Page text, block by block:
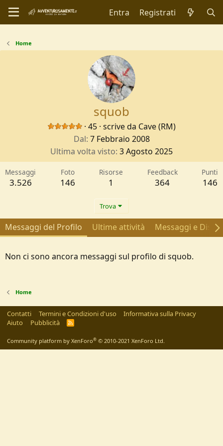
Entra Registrati
Home
squob
· 45 · scrive da Cave (RM)
Dal 7 Febbraio 2008
Ultima volta visto 3 Agosto 2025
Messaggi
3.526
Foto
146
Risorse
1
Feedback
364
Punti
146
Trova
Messaggi del Profilo Ultime attività Messaggi e
Non ci sono ancora messaggi sul profilo di squob.
Home
Contatti Termini e Condizioni d'uso
Informativa sulla Privacy
Aiuto
Pubblicità
R
Community platform by XenForo® © 2010-2021 XenForo Ltd.